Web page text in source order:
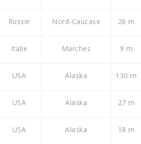
Russie Nord-Caucase 26 m
Italie Marches 9 m
USA Alaska 130 m
USA Alaska 27 m
USA Alaska 18 m